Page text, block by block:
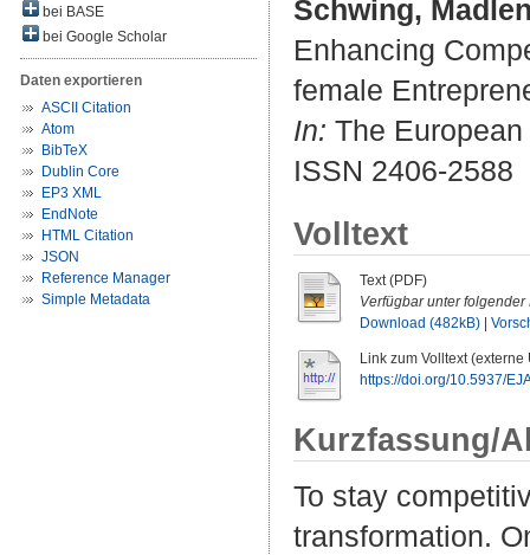
bei BASE
bei Google Scholar
Daten exportieren
ASCII Citation
Atom
BibTeX
Dublin Core
EP3 XML
EndNote
HTML Citation
JSON
Reference Manager
Simple Metadata
Schwing,
Enhancing
female
In: The
ISSN 2406-2588
Volltext
Text (PDF)
Verfügbar unter folgender
Download (482kB)
Link zum Volltext (externe
https://doi.org/10.5937/
Kurzfassung/
To stay
transformation.